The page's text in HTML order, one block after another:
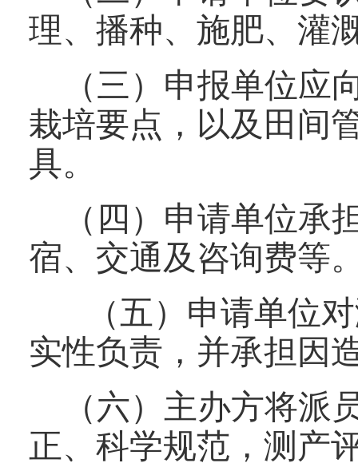
理、播种、施肥、灌
（三）申报单位
栽培要点，以及田间
具。
（四）申请单位
宿、交通及咨询费等
（五）申请单位对
实性负责，并承担因
（六）主办方将
正、科学规范，测产